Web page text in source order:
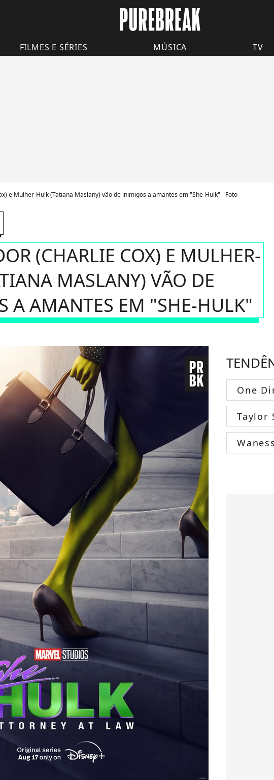
FILMES E SÉRIES MÚSICA TV
e Mulher-Hulk (Tatiana Maslany) vão de inimigos a amantes em "She-Hulk" - Foto
(CHARLIE COX) E MULHER-
MASLANY) VÃO DE
A AMANTES EM "SHE-HULK"
One
Taylor